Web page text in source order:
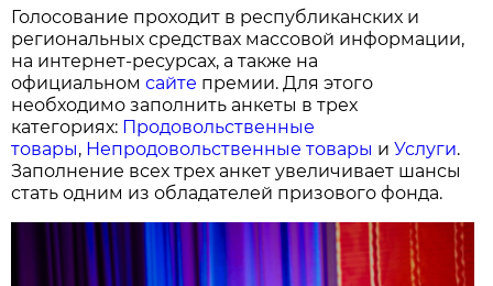
Голосование проходит в республиканских и
региональных средствах массовой информации,
на интернет-ресурсах, а также на
официальномсайте премии. Для этого
необходимо заполнить анкеты в трех
категориях: Продовольственные
товары, Непродовольственные товары иУслуги.
Заполнение всех трех анкет увеличивает шансы
стать одним из обладателей призового фонда.